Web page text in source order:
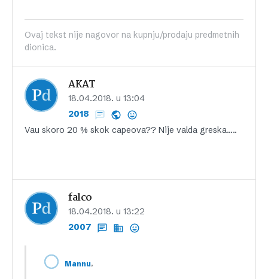
Ovaj tekst nije nagovor na kupnju/prodaju predmetnih
dionica.
AKAT
18.04.2018. u 13:04
2018
Vau skoro 20 % skok capeova?? Nije valda greska…..
falco
18.04.2018. u 13:22
2007
Mannu,